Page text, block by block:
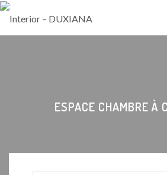
ESPACE CHAMBRE À